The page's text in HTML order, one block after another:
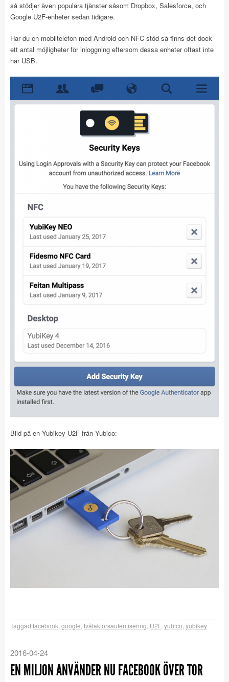
så stödjer även populära tjänster såsom Dropbox, Salesforce, och
Google U2F-enheter sedan tidigare.
Har du en mobiltelefon med Android och NFC stöd så finns det dock
ett antal möjligheter för inloggning eftersom dessa enheter oftast inte
har USB.
Bild på en Yubikey U2F från Yubico:
Taggad facebook google tvåfaktorsautentisering U2F, yubico yubikey
2016-04-24
EN MILJON ANVÄNDER NU FACEBOOK ÖVER TOR